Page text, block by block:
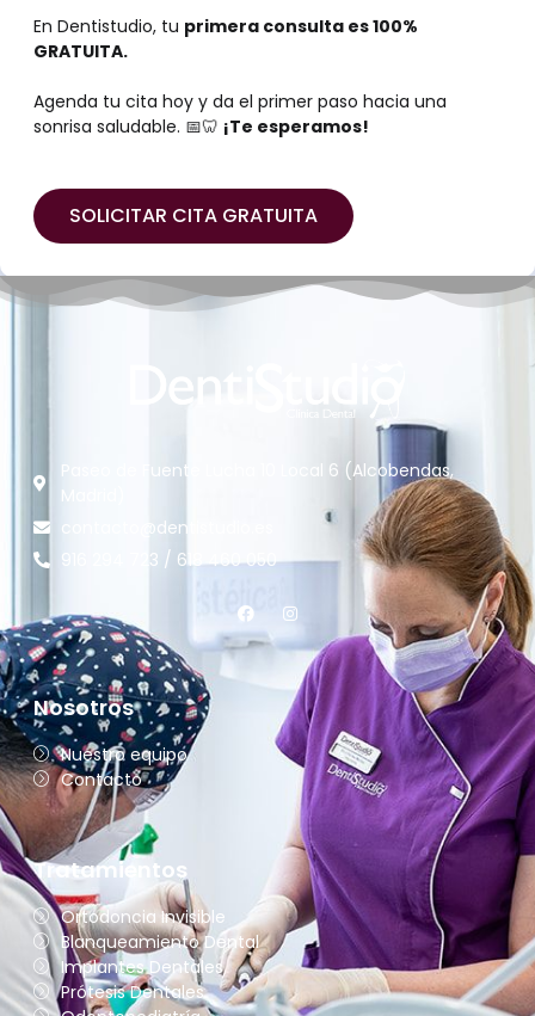
En Dentistudio, tu primera consulta es 100%
GRATUITA.
Agenda tu cita hoy y da el primer paso hacia una
sonrisa saludable. 📅🦷 ¡Te esperamos!
SOLICITAR CITA GRATUITA
Paseo de Fuente Lucha 10 Local 6 (Alcobendas,
Madrid)
contacto@dentistudio.es
916 294 723 / 618 460 050
Nosotros
Nuestro equipo
Contacto
Tratamientos
Ortodoncia Invisible
Blanqueamiento Dental
Implantes Dentales
Prótesis Dentales